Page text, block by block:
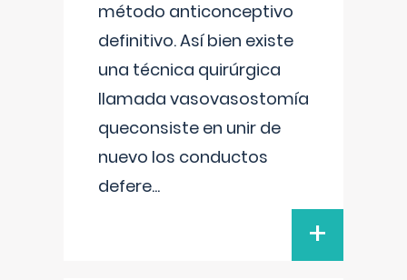
método anticonceptivo
definitivo. Así bien existe
una técnica quirúrgica
llamada vasovasostomía
queconsiste en unir de
nuevo los conductos
defere...
+